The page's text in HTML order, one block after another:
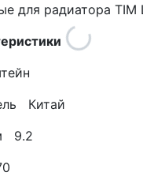
для радиатора
Китай
9.2